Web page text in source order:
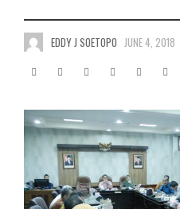
EDDY J SOETOPO JUNE 4, 2018